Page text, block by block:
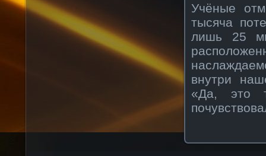
Учёные
тысяча
лишь 25
внутри
«Да, это